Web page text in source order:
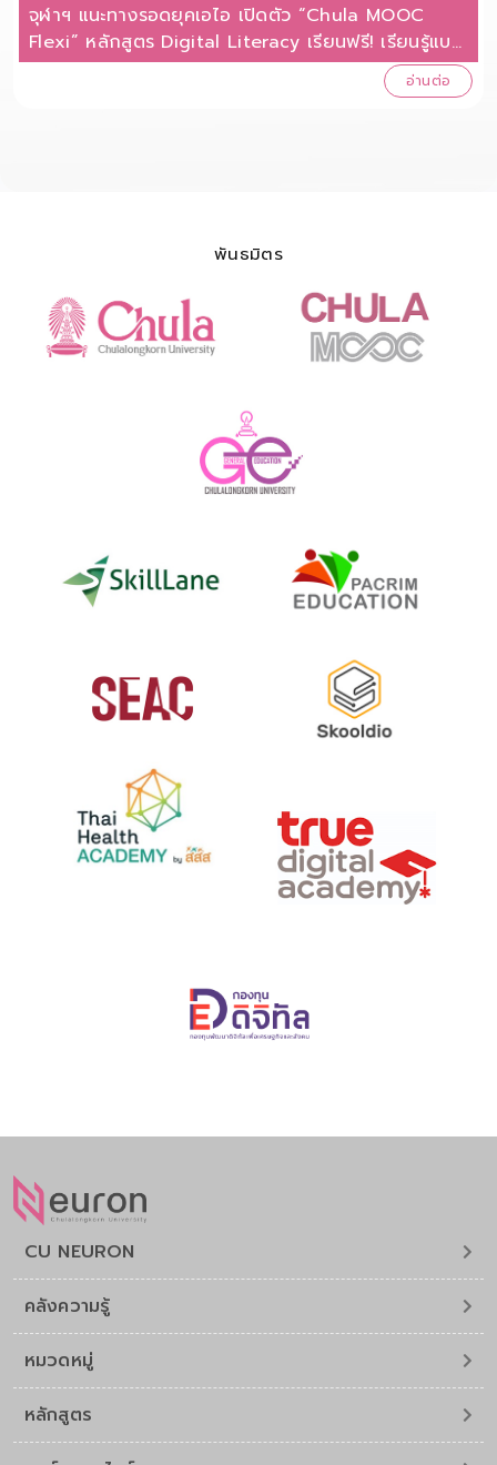
จุฬาฯ แนะทางรอดยุคเอไอ เปิดตัว “Chula MOOC
Flexi” หลักสูตร Digital Literacy เรียนฟรี! เรียนรู้แบบ
ยืดหยุ่น เรียนออนไลน์ได้ตลอดชีวิต
อ่านต่อ
พันธมิตร
CU NEURON
คลังความรู้
หมวดหมู่
หลักสูตร